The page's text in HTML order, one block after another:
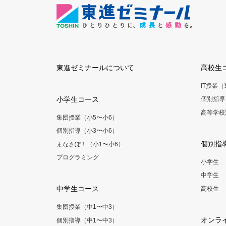
東進ゼミナールについて
小学生コース
集団授業（小5〜小6）
個別指導（小3〜小6）
まなさぽ！（小1〜小6）
プログラミング
中学生コース
集団授業（中1〜中3）
個別指導（中1〜中3）
高校生
IT授業（
個別指
高等学
個別指
小学生
中学生
高校生
オンラ